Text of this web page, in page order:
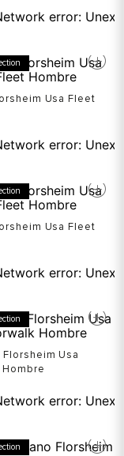
error:
T in JSON at
Usa Fleet
error:
T in JSON at
Usa Fleet
error:
T in JSON at
Florsheim Usa
error: